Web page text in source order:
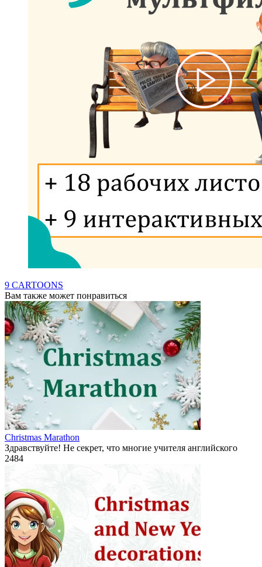
9 CARTOONS
Вам также может понравиться
Christmas Marathon
Здравствуйте! Не секрет, что многие учителя английского
2484